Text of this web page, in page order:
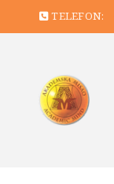
TELEFON: